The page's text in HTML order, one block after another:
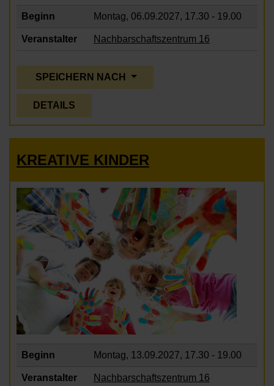
Beginn Montag, 06.09.2027, 17.30 - 19.00
Veranstalter Nachbarschaftszentrum 16
SPEICHERN NACH
DETAILS
KREATIVE KINDER
Beginn Montag, 13.09.2027, 17.30 - 19.00
Veranstalter Nachbarschaftszentrum 16